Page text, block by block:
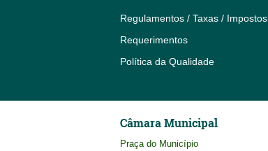
Regulamentos / Taxas / Impostos
Requerimentos
Política da Qualidade
Câmara Municipal
Praça do Município